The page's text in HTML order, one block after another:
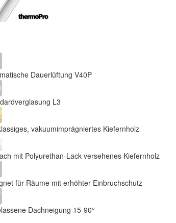
Dauerlüftung V40P
L3
vakuumimprägniertes Kiefernholz
mit Polyurethan-Lack versehenes Kiefernholz
für Räume mit erhöhter Einbruchschutz
Dachneigung 15-90°